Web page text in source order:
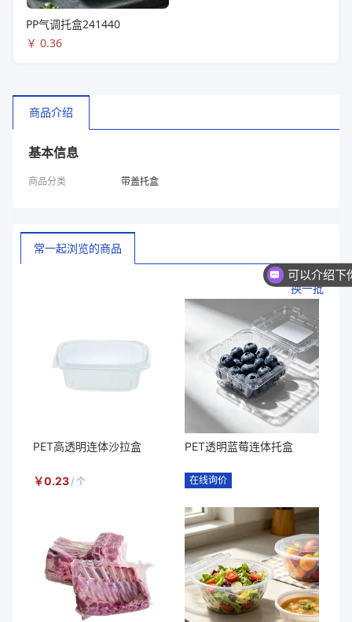
PP气调托盒241440
￥ 0.36
商品介绍
基本信息
商品分类 带盖托盒
常一起浏览的商品
换一批
PET高透明连体沙拉盒
￥0.23 / 个
PET透明蓝莓连体托盒
在线询价